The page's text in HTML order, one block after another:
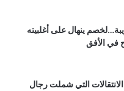
ينهال على أغلبيته
في الأفق
التي شملت رجال